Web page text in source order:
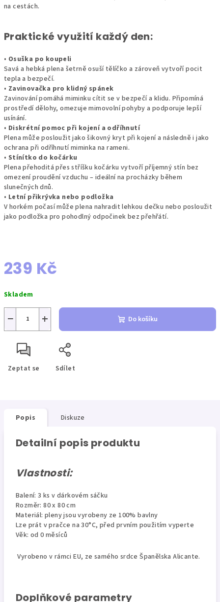
na cestách.
Praktické využití každý den:
• Osuška po koupeli
Savá a hebká plena šetrně osuší tělíčko a zároveň vytvoří pocit
tepla a bezpečí.
• Zavinovačka pro klidný spánek
Zavinování pomáhá miminku cítit se v bezpečí a klidu. Připomíná
prostředí dělohy, omezuje mimovolní pohyby a podporuje lepší
usínání.
• Diskrétní pomoc při kojení a odříhnutí
Plena může posloužit jako šikovný kryt při kojení a následně i jako
ochrana při odříhnutí miminka na rameni.
• Stínítko do kočárku
Plena přehoditá přes stříšku kočárku vytvoří příjemný stín bez
omezení proudění vzduchu – ideální na procházky během
slunečných dnů.
• Letní přikrývka nebo podložka
V horkém počasí může plena nahradit lehkou dečku nebo posloužit
jako podložka pro pohodlný odpočinek bez přehřátí.
239 Kč
cena:
Skladem
+
− Do košíku
Zeptat se Sdílet
Popis Diskuze
Detailní popis produktu
Vlastnosti:
Balení: 3 ks v dárkovém sáčku
Rozměr: 80 x 80 cm
Materiál: pleny jsou vyrobeny ze 100% bavlny
Lze prát v pračce na 30°C, před prvním použitím vyperte
Věk: od 0 měsíců
Vyrobeno v rámci EU, ze samého srdce Španělska Alicante.
Doplňkové parametry